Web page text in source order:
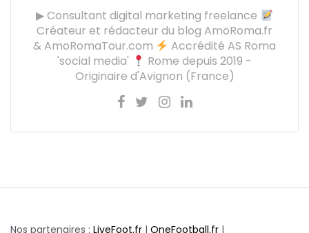
▶ Consultant digital marketing freelance
Créateur et rédacteur du blog AmoRoma.fr
& AmoRomaTour.com
Accrédité AS Roma
'social media'
Rome depuis 2019 -
Originaire d'Avignon (France)
Nos partenaires : LiveFoot.fr | OneFootball.fr |